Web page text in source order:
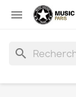

search